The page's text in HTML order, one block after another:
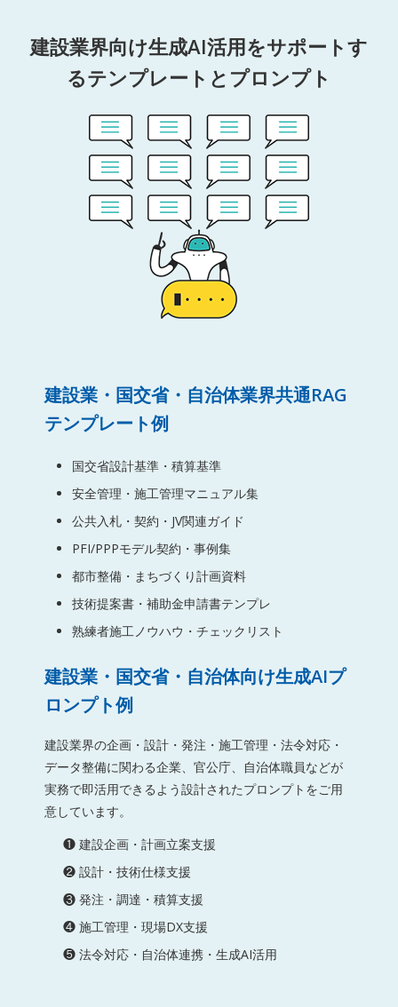
建設業界向け生成AI活用をサポートす
るテンプレートとプロンプト
建設業・国交省・自治体業界共通RAG
テンプレート例
国交省設計基準・積算基準
安全管理・施工管理マニュアル集
公共入札・契約・JV関連ガイド
PFI/PPPモデル契約・事例集
都市整備・まちづくり計画資料
技術提案書・補助金申請書テンプレ
熟練者施工ノウハウ・チェックリスト
建設業・国交省・自治体向け生成AIプ
ロンプト例
建設業界の企画・設計・発注・施工管理・法令対応・
データ整備に関わる企業、官公庁、自治体職員などが
実務で即活用できるよう設計されたプロンプトをご用
意しています。
❶ 建設企画・計画立案支援
❷ 設計・技術仕様支援
❸ 発注・調達・積算支援
❹ 施工管理・現場DX支援
❺ 法令対応・自治体連携・生成AI活用